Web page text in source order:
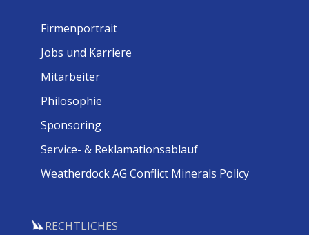
Firmenportrait
Jobs und Karriere
Mitarbeiter
Philosophie
Sponsoring
Service- & Reklamationsablauf
Weatherdock AG Conflict Minerals Policy
RECHTLICHES